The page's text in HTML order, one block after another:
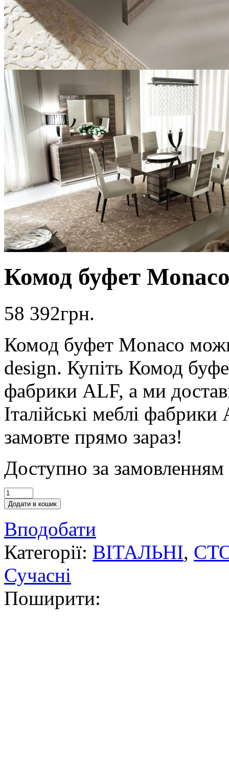
Комод буфет
58 392грн.
Комод буфет Monaco
design. Купіть Комод
фабрики ALF, а ми
Італійські меблі
замовте прямо зараз!
Доступно за замовленням
Додати в кошик
Вподобати
Категорії: ВІТАЛЬНІ,
Сучасні
Поширити: